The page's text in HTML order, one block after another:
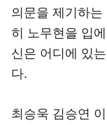
의문을 제기하
히 노무현을 입
신은 어디에 있
다.
최승욱 김승연